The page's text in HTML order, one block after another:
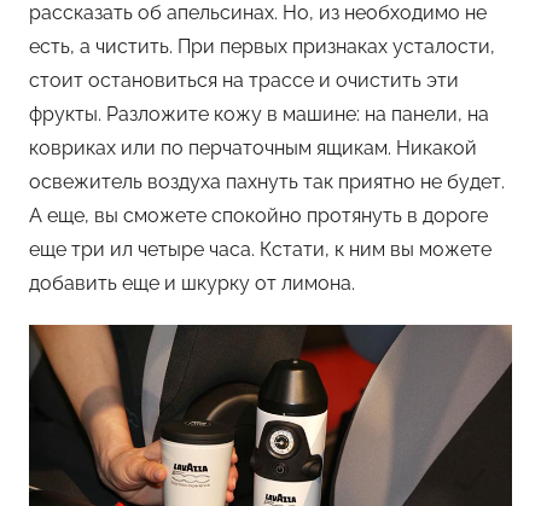
рассказать об апельсинах. Но, из необходимо не
есть, а чистить. При первых признаках усталости,
стоит остановиться на трассе и очистить эти
фрукты. Разложите кожу в машине: на панели, на
ковриках или по перчаточным ящикам. Никакой
освежитель воздуха пахнуть так приятно не будет.
А еще, вы сможете спокойно протянуть в дороге
еще три ил четыре часа. Кстати, к ним вы можете
добавить еще и шкурку от лимона.